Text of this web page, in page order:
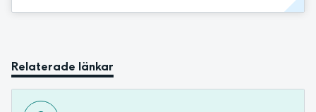
Relaterade länkar